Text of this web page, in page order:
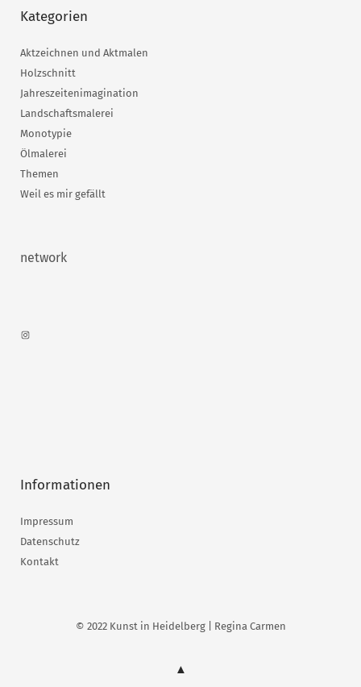
Kategorien
Aktzeichnen und Aktmalen
Holzschnitt
Jahreszeitenimagination
Landschaftsmalerei
Monotypie
Ölmalerei
Themen
Weil es mir gefällt
network
Informationen
Impressum
Datenschutz
Kontakt
© 2022 Kunst in Heidelberg | Regina Carmen